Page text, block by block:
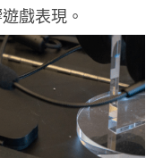
戲表現。